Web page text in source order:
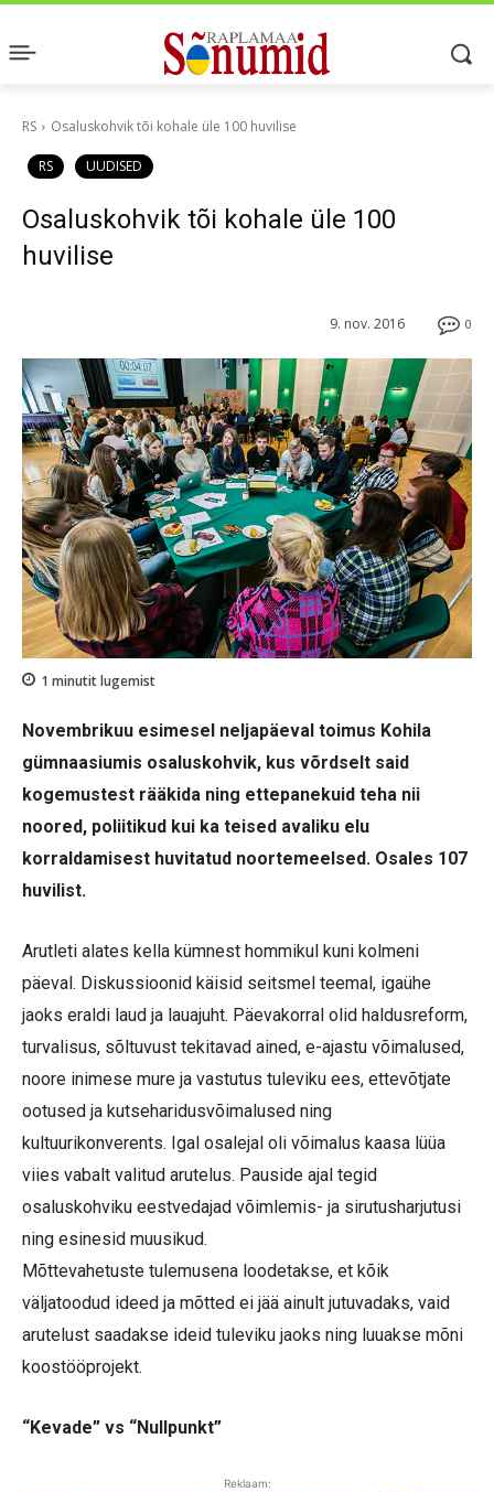
RS Osaluskohvik tõi kohale üle 100 huvilise
RS UUDISED
Osaluskohvik tõi kohale üle 100
huvilise
0
9. nov. 2016
1 minutit lugemist
Novembrikuu esimesel neljapäeval toimus Kohila
gümnaasiumis osaluskohvik, kus võrdselt said
kogemustest rääkida ning ettepanekuid teha nii
noored, poliitikud kui ka teised avaliku elu
korraldamisest huvitatud noortemeelsed. Osales 107
huvilist.
Arutleti alates kella kümnest hommikul kuni kolmeni
päeval. Diskussioonid käisid seitsmel teemal, igaühe
jaoks eraldi laud ja lauajuht. Päevakorral olid haldusreform,
turvalisus, sõltuvust tekitavad ained, e-ajastu võimalused,
noore inimese mure ja vastutus tuleviku ees, ettevõtjate
ootused ja kutseharidusvõimalused ning
kultuurikonverents. Igal osalejal oli võimalus kaasa lüüa
viies vabalt valitud arutelus. Pauside ajal tegid
osaluskohviku eestvedajad võimlemis- ja sirutusharjutusi
ning esinesid muusikud.
Mõttevahetuste tulemusena loodetakse, et kõik
väljatoodud ideed ja mõtted ei jää ainult jutuvadaks, vaid
arutelust saadakse ideid tuleviku jaoks ning luuakse mõni
koostööprojekt.
“Kevade” vs “Nullpunkt”
Reklaam: